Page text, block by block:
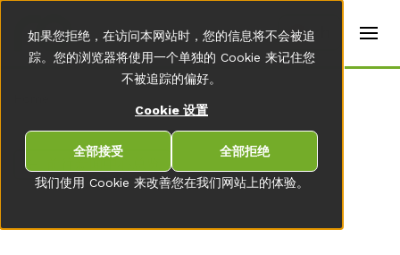
我们使用 Cookie 来改善您在我们网站上的体验。
如果您拒绝，在访问本网站时，您的信息将不会被追
踪。您的浏览器将使用一个单独的 Cookie 来记住您
不被追踪的偏好。
Cookie 设置
全部接受 全部拒绝
t
r
s
li
s
)
zh